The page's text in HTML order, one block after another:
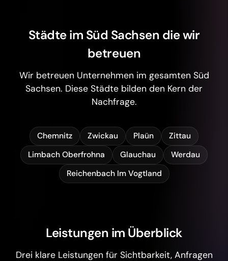
Städte im Süd Sachsen die wir
betreuen
Wir betreuen Unternehmen im gesamten Süd
Sachsen. Diese Städte bilden den Kern der
Nachfrage.
Chemnitz Zwickau Plaün
Zittau
Limbach Oberfrohna
Glauchau
Werdau
Reichenbach Im Vogtland
Leistungen im Überblick
Drei klare Leistungen für Sichtbarkeit, Anfragen